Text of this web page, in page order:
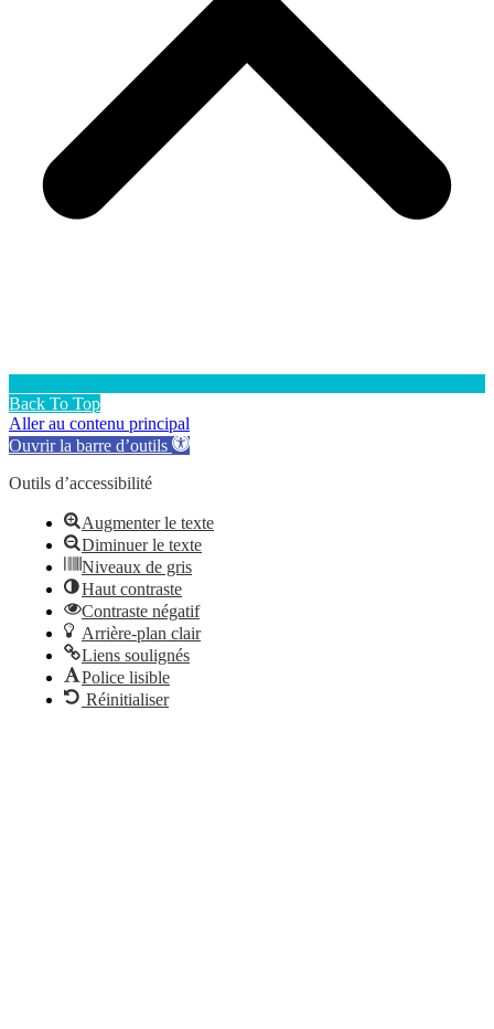
Back To Top
Aller au contenu principal
Ouvrir la barre d’outils
Outils d’accessibilité
Augmenter le texte
Diminuer le texte
Niveaux de gris
Haut contraste
Contraste négatif
Arrière-plan clair
Liens soulignés
Police lisible
Réinitialiser